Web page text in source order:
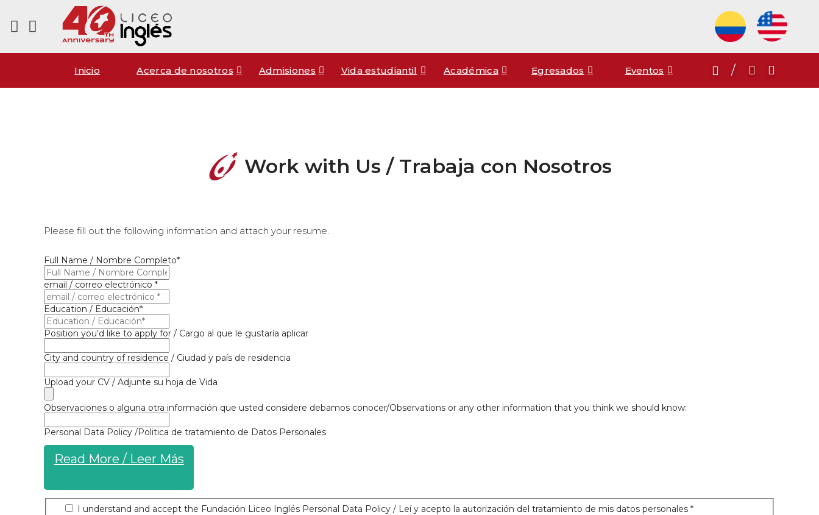
Inicio Acerca de nosotros Admisiones Vida estudiantil Académica Egresados Eventos /
Work with Us / Trabaja con Nosotros
Please fill out the following information and attach your resume.
Full Name / Nombre Completo*
email / correo electrónico *
Education / Educación*
Position you'd like to apply for / Cargo al que le gustaría aplicar
City and country of residence / Ciudad y país de residencia
Upload your CV / Adjunte su hoja de Vida
Observaciones o alguna otra información que usted considere debamos conocer/Observations or any other information that you think we should know:
Personal Data Policy /Politica de tratamiento de Datos Personales
Read More / Leer Más
I understand and accept the Fundación Liceo Inglés Personal Data Policy / Leí y acepto la autorización del tratamiento de mis datos personales *